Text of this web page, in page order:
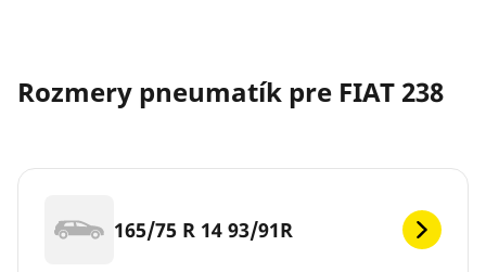
Rozmery pneumatík pre FIAT 238
165/75 R 14 93/91R